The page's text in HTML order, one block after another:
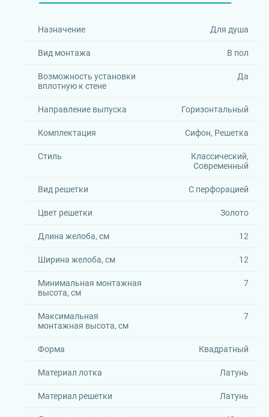
Назначение Для душа
Вид монтажа В пол
Возможность установки
вплотную к стене
Да
Направление выпуска Горизонтальный
Комплектация Сифон, Решетка
Стиль
Классический,
Современный
Вид решетки С перфорацией
Цвет решетки Золото
Длина желоба, см 12
Ширина желоба, см 12
Минимальная монтажная
высота, см
7
Максимальная
монтажная высота, см
7
Форма Квадратный
Материал лотка Латунь
Материал решетки Латунь